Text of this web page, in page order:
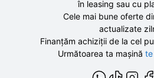
în leasing sau cu
Cele mai bune oferte
actualizate
Finanțăm achiziții de la cel
Următoarea ta mașină